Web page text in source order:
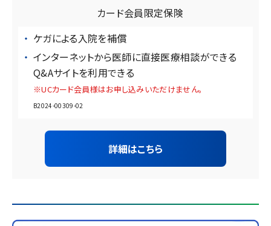
カード会員限定保険
ケガによる入院を補償
インターネットから医師に直接医療相談ができる
Q&Aサイトを利用できる
※UCカード会員様はお申し込みいただけません。
B2024-00309-02
詳細はこちら